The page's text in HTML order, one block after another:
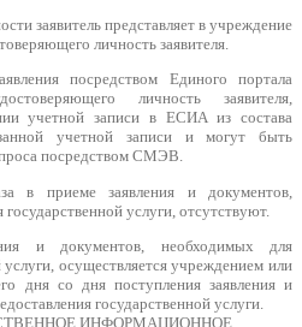
заявитель представляет в учреждение
личность заявителя.
посредством Единого портала
личность заявителя,
учетной записи в ЕСИА из состава
учетной записи и могут быть
посредством СМЭВ.
в приеме заявления и документов,
услуги, отсутствуют.
и документов, необходимых для
услуги, осуществляется учреждением или
дня со дня поступления заявления и
государственной услуги.
ИНФОРМАЦИОННОЕ